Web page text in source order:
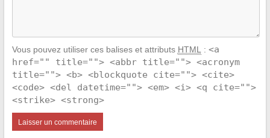
Vous pouvez utiliser ces balises et attributs HTML : <a
href="" title=""> <abbr title=""> <acronym
title=""> <b> <blockquote cite=""> <cite>
<code> <del datetime=""> <em> <i> <q cite="">
<strike> <strong>